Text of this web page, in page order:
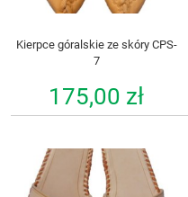
Kierpce góralskie ze skóry CPS-
7
175,00 zł